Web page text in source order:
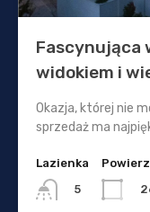
Fascynująca
widokiem i
Okazja, której nie
sprzedaż ma
Lazienka
5